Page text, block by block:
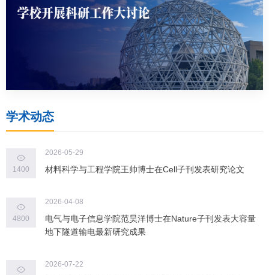
学术动态
1400
2026-05-29
材料科学与工程学院王帅博士在Cell子刊发表研究论文
4800
2026-04-08
电气与电子信息学院范昊洋博士在Nature子刊发表大容量
地下隧道输电最新研究成果
2026-07-22